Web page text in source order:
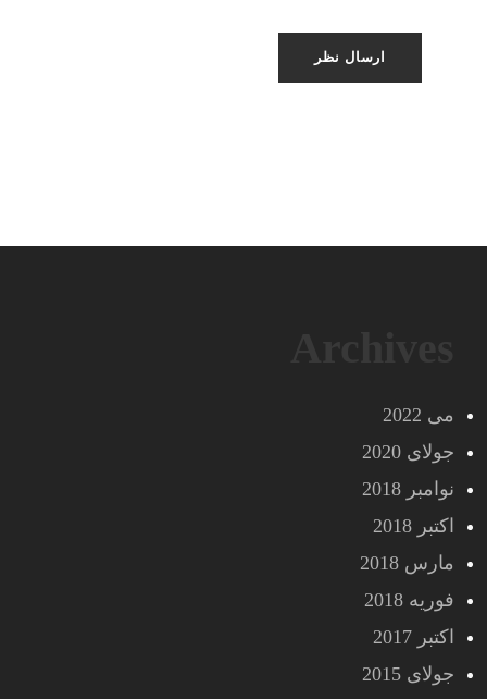
می 2022
جولای 2020
نوامبر 2018
اکتبر 2018
مارس 2018
فوریه 2018
اکتبر 2017
جولای 2015